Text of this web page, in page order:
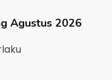
Agustus 2026